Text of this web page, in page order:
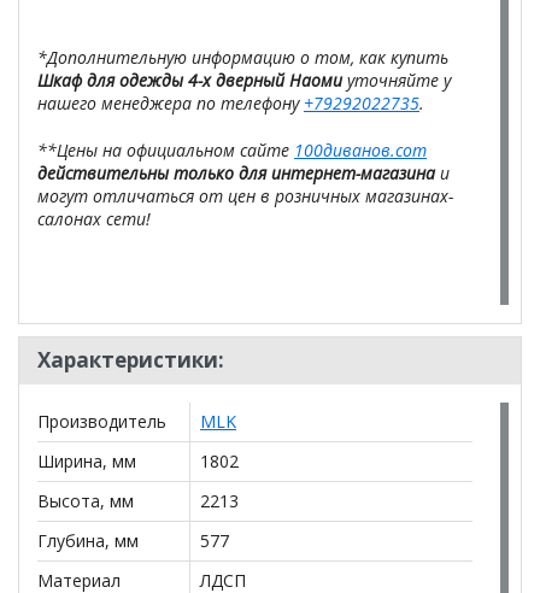
*Дополнительную информацию о том, как купить
Шкаф для одежды 4-х дверный Наомиуточняйте у
нашего менеджера по телефону +79292022735.
**Цены на официальном сайте 100диванов.com
действительны только для интернет-магазинаи
могут отличаться от цен в розничных магазинах-
салонах сети!
Характеристики:
Производитель
MLK
Ширина, мм
1802
Высота, мм
2213
Глубина, мм
577
Материал
ЛДСП